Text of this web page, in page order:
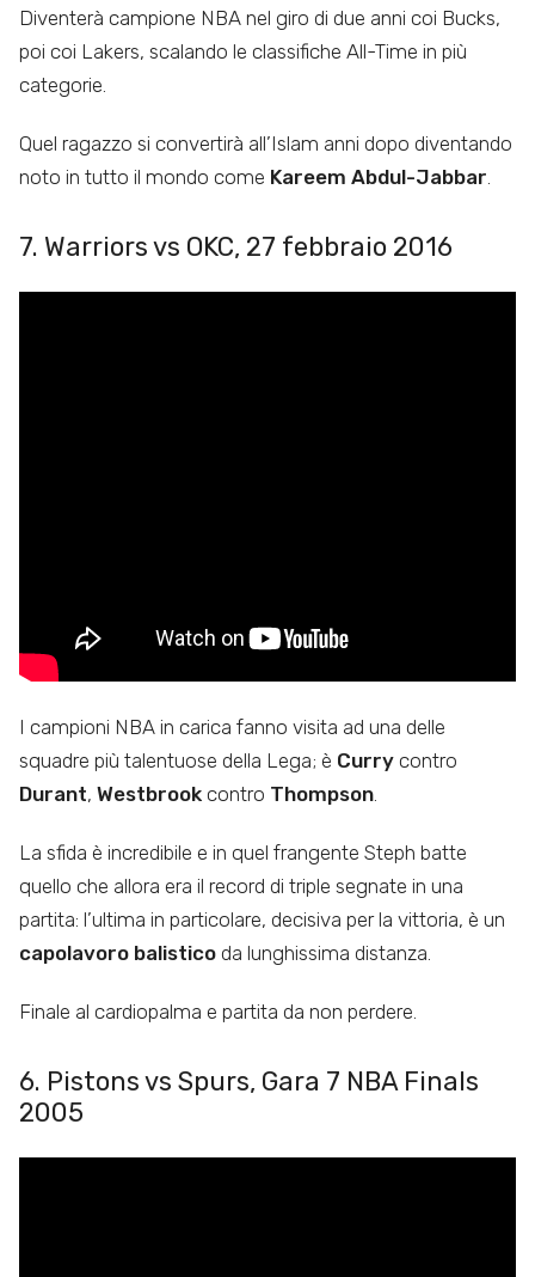
Diventerà campione NBA nel giro di due anni coi Bucks,
poi coi Lakers, scalando le classifiche All-Time in più
categorie.
Quel ragazzo si convertirà all’Islam anni dopo diventando
noto in tutto il mondo come Kareem Abdul-Jabbar
7. Warriors vs OKC, 27 febbraio 2016
I campioni NBA in carica fanno visita ad una delle
squadre più talentuose della Lega; è Curry contro
Durant, Westbrook contro Thompson
La sfida è incredibile e in quel frangente Steph batte
quello che allora era il record di triple segnate in una
partita: l’ultima in particolare, decisiva per la vittoria, è un
capolavoro balistico da lunghissima distanza.
Finale al cardiopalma e partita da non perdere.
6. Pistons vs Spurs, Gara 7 NBA Finals
2005